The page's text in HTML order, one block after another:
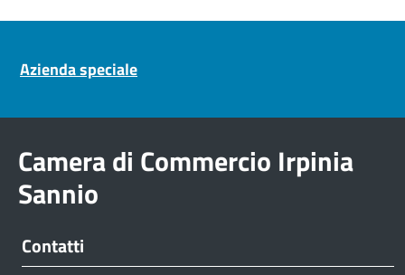
Azienda speciale
Camera di Commercio Irpinia
Sannio
Contatti